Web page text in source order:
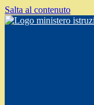
Salta al contenuto